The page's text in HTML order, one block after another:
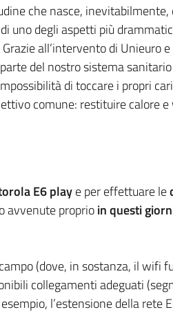
che nasce,
uno degli aspetti più
all’intervento di Unieuro
del nostro sistema
di toccare i propri
comune: restituire calore
E6 playe per effettuare le
avvenute proprioin questi
(dove, in sostanza, il wifi
collegamenti adeguati
l’estensione della rete